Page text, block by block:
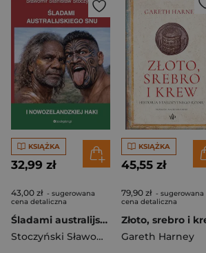
KSIĄŻKA
32,99 zł
43,00 zł - sugerowana
cena detaliczna
Śladami australijskiego snu i nowozelandzkiej haki
Stoczyński Sławomir Stanisław
KSIĄŻKA
45,55 zł
79,90 zł - sugerowana
cena detaliczna
Gareth Harney